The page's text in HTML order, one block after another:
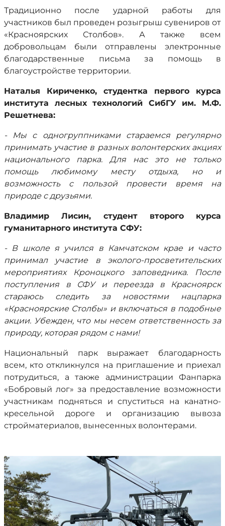
Традиционно после ударной работы для
участников был проведен розыгрыш сувениров от
«Красноярских Столбов». А также всем
добровольцам были отправлены электронные
благодарственные письма за помощь в
благоустройстве территории.
Наталья Кириченко, студентка первого курса
института лесных технологий СибГУ им. М.Ф.
Решетнева:
- Мы с одногруппниками стараемся регулярно
принимать участие в разных волонтерских акциях
национального парка. Для нас это не только
помощь любимому месту отдыха, но и
возможность с пользой провести время на
природе с друзьями.
Владимир Лисин, студент второго курса
гуманитарного института СФУ:
- В школе я учился в Камчатском крае и часто
принимал участие в эколого-просветительских
мероприятиях Кроноцкого заповедника. После
поступления в СФУ и переезда в Красноярск
стараюсь следить за новостями нацпарка
«Красноярские Столбы» и включаться в подобные
акции. Убежден, что мы несем ответственность за
природу, которая рядом с нами!
Национальный парк выражает благодарность
всем, кто откликнулся на приглашение и приехал
потрудиться, а также администрации Фанпарка
«Бобровый лог» за предоставление возможности
участникам подняться и спуститься на канатно-
кресельной дороге и организацию вывоза
стройматериалов, вынесенных волонтерами.